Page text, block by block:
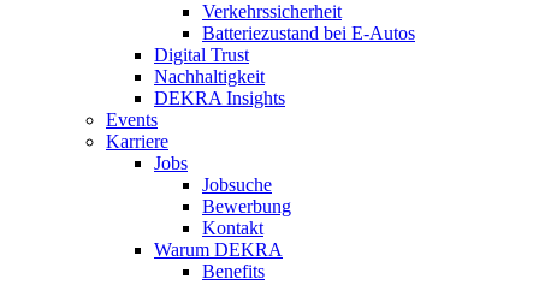
Verkehrssicherheit
Batteriezustand bei E-Autos
Digital Trust
Nachhaltigkeit
DEKRA Insights
Events
Karriere
Jobs
Jobsuche
Bewerbung
Kontakt
Warum DEKRA
Benefits